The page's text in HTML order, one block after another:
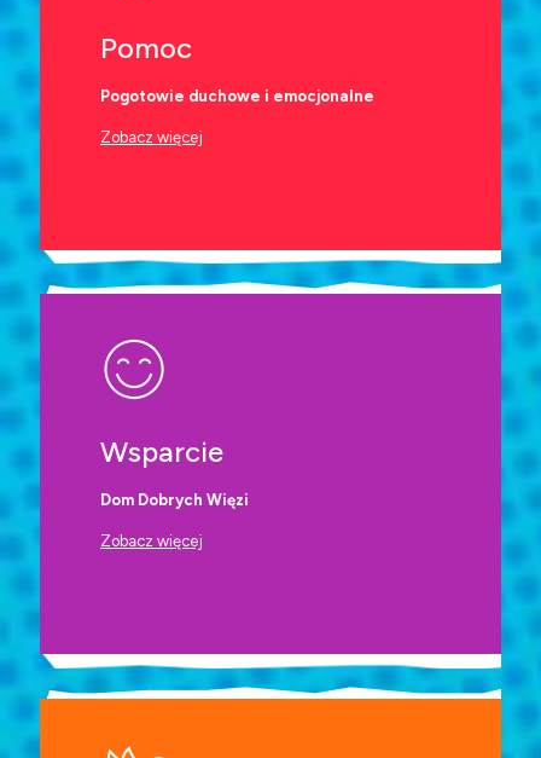
Pomoc
Pogotowie duchowe i emocjonalne
Zobacz więcej
Wsparcie
Dom Dobrych Więzi
Zobacz więcej